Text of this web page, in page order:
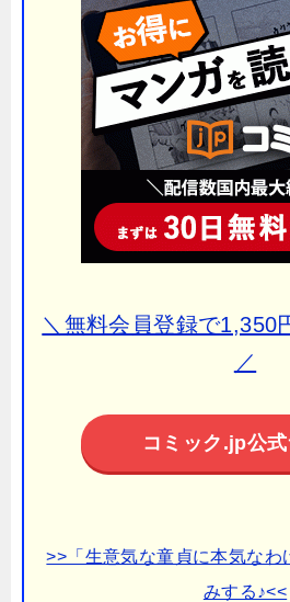
＼無料会員登録で1,350
／
コミック.jp公式
>>「生意気な童貞に本気なわ
みする♪<<